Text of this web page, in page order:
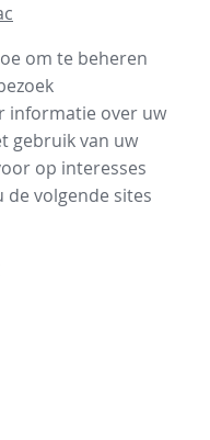
om te beheren
informatie over uw
gebruik van uw
op interesses
volgende sites